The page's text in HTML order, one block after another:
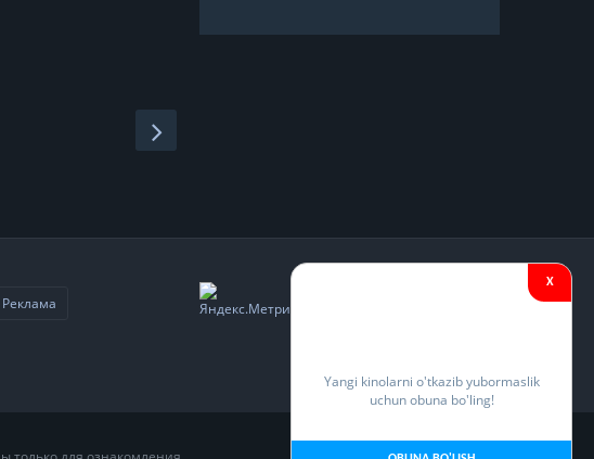
Реклама
X
Yangi kinolarni o'tkazib yubormaslik
uchun obuna bo'ling!